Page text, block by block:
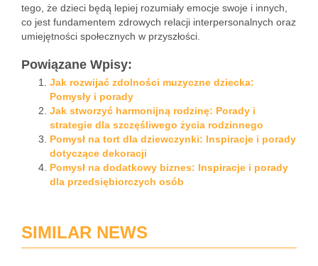
tego, że dzieci będą lepiej rozumiały emocje swoje i innych,
co jest fundamentem zdrowych relacji interpersonalnych oraz
umiejętności społecznych w przyszłości.
Powiązane Wpisy:
Jak rozwijać zdolności muzyczne dziecka:
Pomysły i porady
Jak stworzyć harmonijną rodzinę: Porady i
strategie dla szczęśliwego życia rodzinnego
Pomysł na tort dla dziewczynki: Inspiracje i porady
dotyczące dekoracji
Pomysł na dodatkowy biznes: Inspiracje i porady
dla przedsiębiorczych osób
SIMILAR NEWS